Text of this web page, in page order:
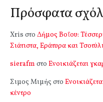
Πρόσφατα
Xris στο Δήμος Βοΐου:
Σιάτιστα, Εράτυρα και
sierafm στο Ενοικιάζεται
Σιμος Μιμής στο
κέντρο